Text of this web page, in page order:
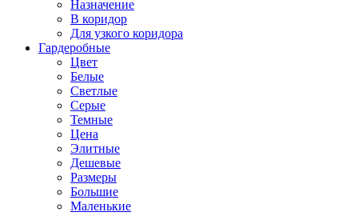
Назначение
В коридор
Для узкого коридора
Гардеробные
Цвет
Белые
Светлые
Серые
Темные
Цена
Элитные
Дешевые
Размеры
Большие
Маленькие